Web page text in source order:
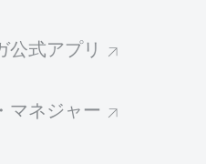
公式アプリ
マネジャー